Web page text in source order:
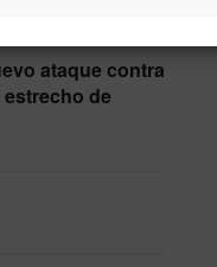
ataque contra
de